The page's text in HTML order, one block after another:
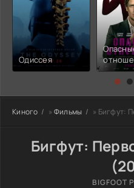
Одиссея
Киного » Фильмы » Бигфут:
Бигфут:
BIGFOOT